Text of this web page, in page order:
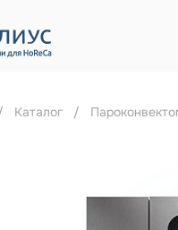
Каталог